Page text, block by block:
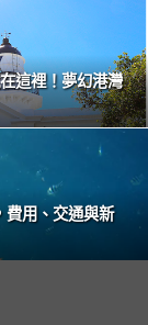
這裡！夢幻港灣
費用、交通與新